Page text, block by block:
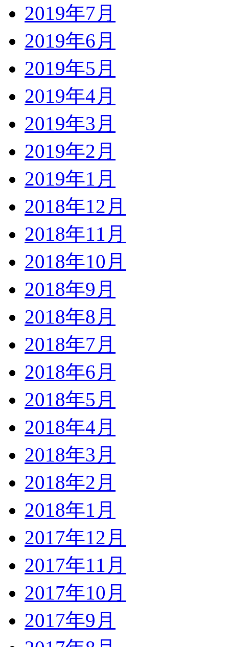
2019年7月
2019年6月
2019年5月
2019年4月
2019年3月
2019年2月
2019年1月
2018年12月
2018年11月
2018年10月
2018年9月
2018年8月
2018年7月
2018年6月
2018年5月
2018年4月
2018年3月
2018年2月
2018年1月
2017年12月
2017年11月
2017年10月
2017年9月